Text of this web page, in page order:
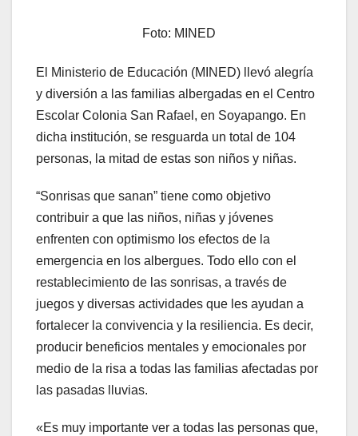
Foto: MINED
El Ministerio de Educación (MINED) llevó alegría
y diversión a las familias albergadas en el Centro
Escolar Colonia San Rafael, en Soyapango. En
dicha institución, se resguarda un total de 104
personas, la mitad de estas son niños y niñas.
“Sonrisas que sanan” tiene como objetivo
contribuir a que las niños, niñas y jóvenes
enfrenten con optimismo los efectos de la
emergencia en los albergues. Todo ello con el
restablecimiento de las sonrisas, a través de
juegos y diversas actividades que les ayudan a
fortalecer la convivencia y la resiliencia. Es decir,
producir beneficios mentales y emocionales por
medio de la risa a todas las familias afectadas por
las pasadas lluvias.
«Es muy importante ver a todas las personas que,